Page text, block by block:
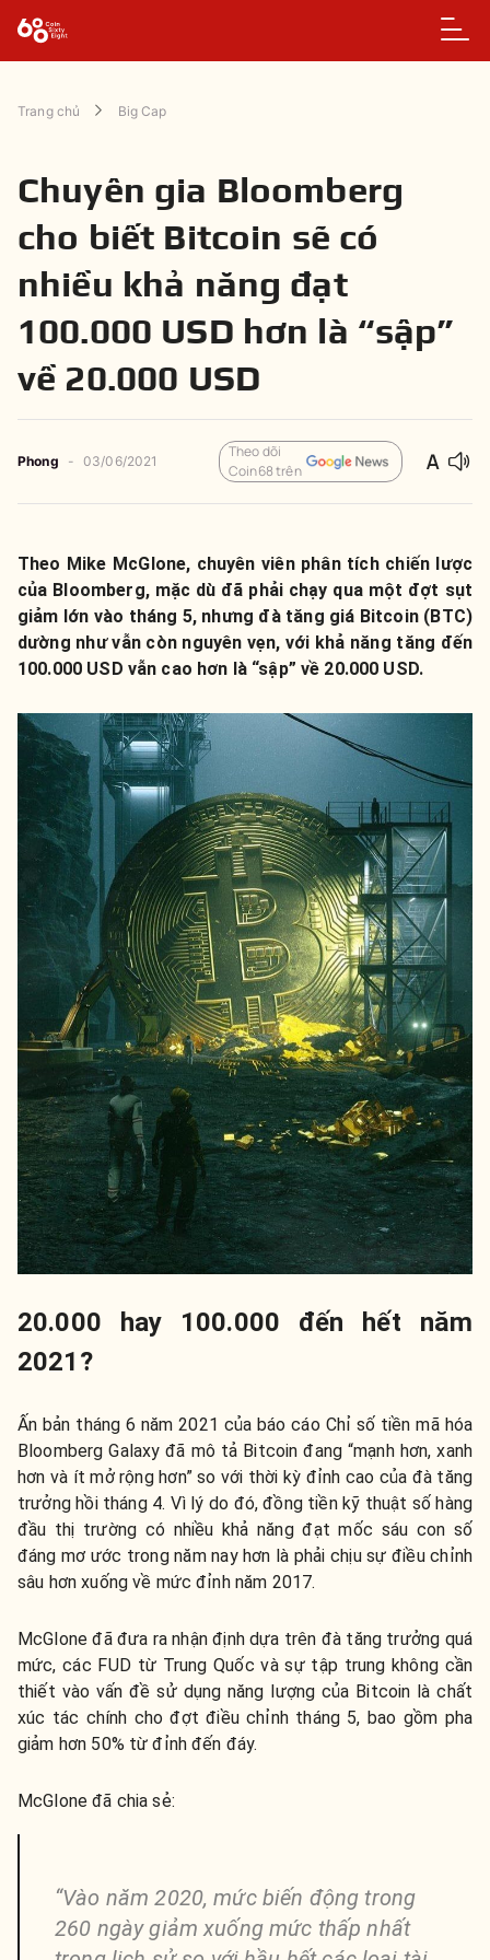
Trang chủ Big Cap
Chuyên gia Bloomberg
cho biết Bitcoin sẽ có
nhiều khả năng đạt
100.000 USD hơn là “sập”
về 20.000 USD
Phong - 03/06/2021
Theo dõi
Coin68 trên
Theo Mike McGlone, chuyên viên phân tích chiến lược
của Bloomberg, mặc dù đã phải chạy qua một đợt sụt
giảm lớn vào tháng 5, nhưng đà tăng giá Bitcoin (BTC)
dường như vẫn còn nguyên vẹn, với khả năng tăng đến
100.000 USD vẫn cao hơn là “sập” về 20.000 USD.
20.000 hay 100.000 đến hết năm
2021?
Ấn bản tháng 6 năm 2021 của báo cáo Chỉ số tiền mã hóa
Bloomberg Galaxy đã mô tả Bitcoin đang “mạnh hơn, xanh
hơn và ít mở rộng hơn” so với thời kỳ đỉnh cao của đà tăng
trưởng hồi tháng 4. Vì lý do đó, đồng tiền kỹ thuật số hàng
đầu thị trường có nhiều khả năng đạt mốc sáu con số
đáng mơ ước trong năm nay hơn là phải chịu sự điều chỉnh
sâu hơn xuống về mức đỉnh năm 2017.
McGlone đã đưa ra nhận định dựa trên đà tăng trưởng quá
mức, các FUD từ Trung Quốc và sự tập trung không cần
thiết vào vấn đề sử dụng năng lượng của Bitcoin là chất
xúc tác chính cho đợt điều chỉnh tháng 5, bao gồm pha
giảm hơn 50% từ đỉnh đến đáy.
McGlone đã chia sẻ:
“Vào năm 2020, mức biến động trong
260 ngày giảm xuống mức thấp nhất